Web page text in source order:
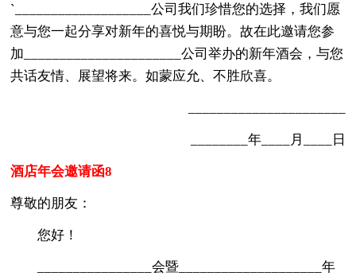
`___________________公司我们珍惜您的选择，我们愿
意与您一起分享对新年的喜悦与期盼。故在此邀请您参
加______________________公司举办的新年酒会，与您
共话友情、展望将来。如蒙应允、不胜欣喜。
________年____月____日
酒店年会邀请函8
尊敬的朋友：
您好！
________________会暨____________________年